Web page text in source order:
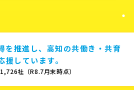
を推進し、高知の共働き・共育
援しています。
社（R8.7月末時点）